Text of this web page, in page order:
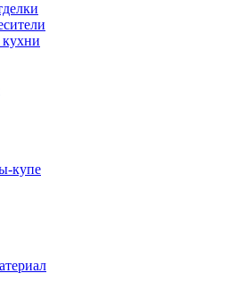
кухни
купе